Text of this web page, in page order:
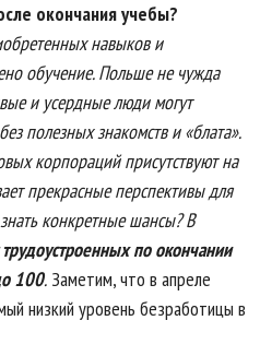
окончания учебы?
навыков и
обучение. Польше не чужда
и усердные люди могут
полезных знакомств и «блата».
корпораций присутствуют на
прекрасные перспективы для
конкретные шансы? В
по окончании
100. Заметим, что в апреле
низкий уровень безработицы в